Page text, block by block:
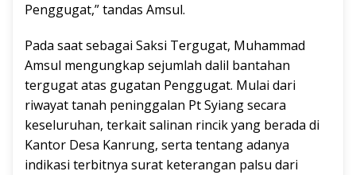
Penggugat,” tandas Amsul.
Pada saat sebagai Saksi Tergugat, Muhammad
Amsul mengungkap sejumlah dalil bantahan
tergugat atas gugatan Penggugat. Mulai dari
riwayat tanah peninggalan Pt Syiang secara
keseluruhan, terkait salinan rincik yang berada di
Kantor Desa Kanrung, serta tentang adanya
indikasi terbitnya surat keterangan palsu dari